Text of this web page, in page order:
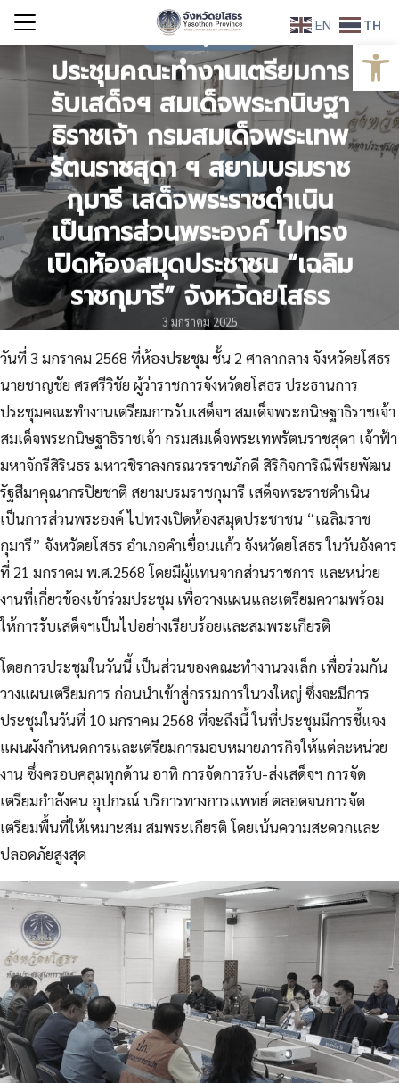
Skip
Search
for:
กิจกรรมผู้บริหาร
ประชุมคณะทำงานเตรียมการ
รับเสด็จฯ สมเด็จพระกนิษฐา
ธิราชเจ้า กรมสมเด็จพระเทพ
รัตนราชสุดา ฯ สยามบรมราช
กุมารี เสด็จพระราชดำเนิน
เป็นการส่วนพระองค์ ไปทรง
เปิดห้องสมุดประชาชน “เฉลิม
ราชกุมารี” จังหวัดยโสธร
3 มกราคม 2025
วันที่ 3 มกราคม 2568 ที่ห้องประชุม ชั้น 2 ศาลากลาง จังหวัดยโสธร
นายชาญชัย ศรศรีวิชัย ผู้ว่าราชการจังหวัดยโสธร ประธานการ
ประชุมคณะทำงานเตรียมการรับเสด็จฯ สมเด็จพระกนิษฐาธิราชเจ้า
สมเด็จพระกนิษฐาธิราชเจ้า กรมสมเด็จพระเทพรัตนราชสุดา เจ้าฟ้า
มหาจักรีสิรินธร มหาวชิราลงกรณวรราชภักดี สิริกิจการิณีพีรยพัฒน
รัฐสีมาคุณากรปิยชาติ สยามบรมราชกุมารี เสด็จพระราชดำเนิน
เป็นการส่วนพระองค์ ไปทรงเปิดห้องสมุดประชาชน “เฉลิมราช
กุมารี” จังหวัดยโสธร อำเภอคำเขื่อนแก้ว จังหวัดยโสธร ในวันอังคาร
ที่ 21 มกราคม พ.ศ.2568 โดยมีผู้แทนจากส่วนราชการ และหน่วย
งานที่เกี่ยวข้องเข้าร่วมประชุม เพื่อวางแผนและเตรียมความพร้อม
ให้การรับเสด็จฯเป็นไปอย่างเรียบร้อยและสมพระเกียรติ
โดยการประชุมในวันนี้ เป็นส่วนของคณะทำงานวงเล็ก เพื่อร่วมกัน
วางแผนเตรียมการ ก่อนนำเข้าสู่กรรมการในวงใหญ่ ซึ่งจะมีการ
ประชุมในวันที่ 10 มกราคม 2568 ที่จะถึงนี้ ในที่ประชุมมีการชี้แจง
แผนผังกำหนดการและเตรียมการมอบหมายภารกิจให้แต่ละหน่วย
งาน ซึ่งครอบคลุมทุกด้าน อาทิ การจัดการรับ-ส่งเสด็จฯ การจัด
เตรียมกำลังคน อุปกรณ์ บริการทางการแพทย์ ตลอดจนการจัด
เตรียมพื้นที่ให้เหมาะสม สมพระเกียรติ โดยเน้นความสะดวกและ
ปลอดภัยสูงสุด
EN TH